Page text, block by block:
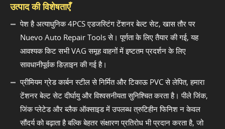
उत्पाद की विशेषताएँ
पेश है अत्याधुनिक 4PCS एडजस्टिंग टेंशनर बेल्ट सेट, खास तौर पर
Nuevo Auto Repair Tools से। पूर्णता के लिए तैयार की गई, यह
आवश्यक किट सभी VAG समूह वाहनों में इष्टतम प्रदर्शन के लिए
सावधानीपूर्वक डिज़ाइन की गई है।
प्रीमियम ग्रेड कार्बन स्टील से निर्मित और टिकाऊ PVC से लेपित, हमारा
टेंशनर बेल्ट सेट दीर्घायु और विश्वसनीयता सुनिश्चित करता है। पीले जिंक,
जिंक प्लेटेड और ब्लैक ऑक्साइड में उपलब्ध त्रुटिहीन फिनिश न केवल
सौंदर्य को बढ़ाता है बल्कि बेहतर संक्षारण प्रतिरोध भी प्रदान करता है, जो